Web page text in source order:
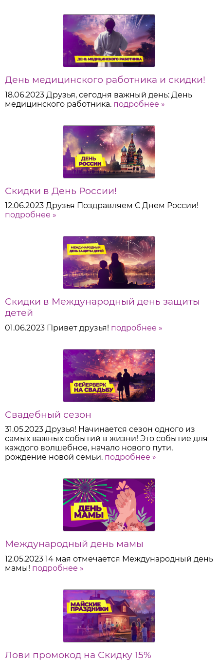
День медицинского работника и скидки!
18.06.2023 Друзья, сегодня важный день: День
медицинского работника. подробнее »
Скидки в День России!
12.06.2023 Друзья Поздравляем С Днем России!
подробнее »
Скидки в Международный день защиты
детей
01.06.2023 Привет друзья! подробнее »
Свадебный сезон
31.05.2023 Друзья! Начинается сезон одного из
самых важных событий в жизни! Это событие для
каждого волшебное, начало нового пути,
рождение новой семьи. подробнее »
Международный день мамы
12.05.2023 14 мая отмечается Международный день
мамы! подробнее »
Лови промокод на Скидку 15%